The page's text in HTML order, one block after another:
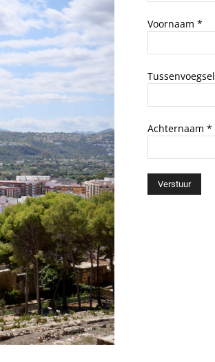
Voornaam *
Tussenvoegsel
Achternaam *